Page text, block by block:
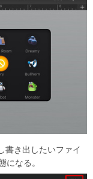
書き出したいファイ
になる。